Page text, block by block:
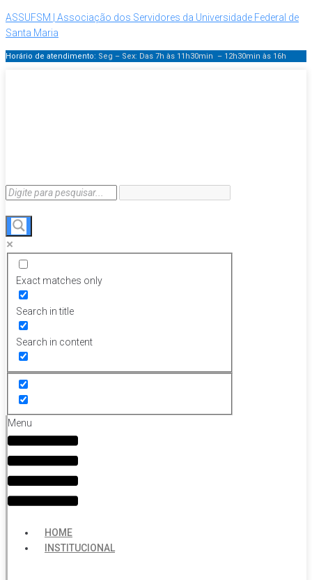
ASSUFSM | Associação dos Servidores da Universidade Federal de
Santa Maria
Horário de atendimento: Seg – Sex: Das 7h às 11h30min – 12h30min às 16h
Exact matches only
Search in title
Search in content
Menu
HOME
INSTITUCIONAL